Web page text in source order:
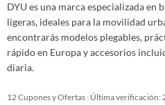
DYU es una marca especializada en
ligeras, ideales para la movilidad
encontrarás modelos plegables,
rápido en Europa y accesorios
diaria.
12 Cupones y Ofertas · Última verificación: